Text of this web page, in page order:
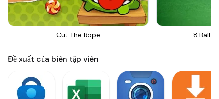
Cut The Rope 8 Ball
Đề xuất của biên tập viên